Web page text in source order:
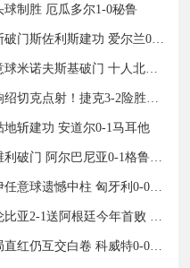
球制胜 厄瓜多尔1-0秘鲁
2024年09月11日 欧国联-伊奥尼迪斯破门斯佐利斯建功 爱尔兰0-2希腊
2024年09月11日 欧国联-巴尔迪任意球米诺夫斯基破门 十人北马其顿2-0亚美尼亚
2024年09月11日 欧国联-舒尔茨双响绍切克点射！捷克3-2险胜乌克兰
地斩建功 安道尔0-1马耳他
2024年09月11日 欧国联-科科拉什维利破门 阿尔巴尼亚0-1格鲁吉亚
2024年09月11日 欧国联-索博斯洛伊任意球遗憾中柱 匈牙利0-0战平波黑
2024年09月11日 复仇！世预赛-哥伦比亚2-1送阿根廷今年首败 J罗传射奥塔门迪送点
2024年09月11日 世预赛-苏拉卡开局直红仍互交白卷 科威特0-0伊拉克